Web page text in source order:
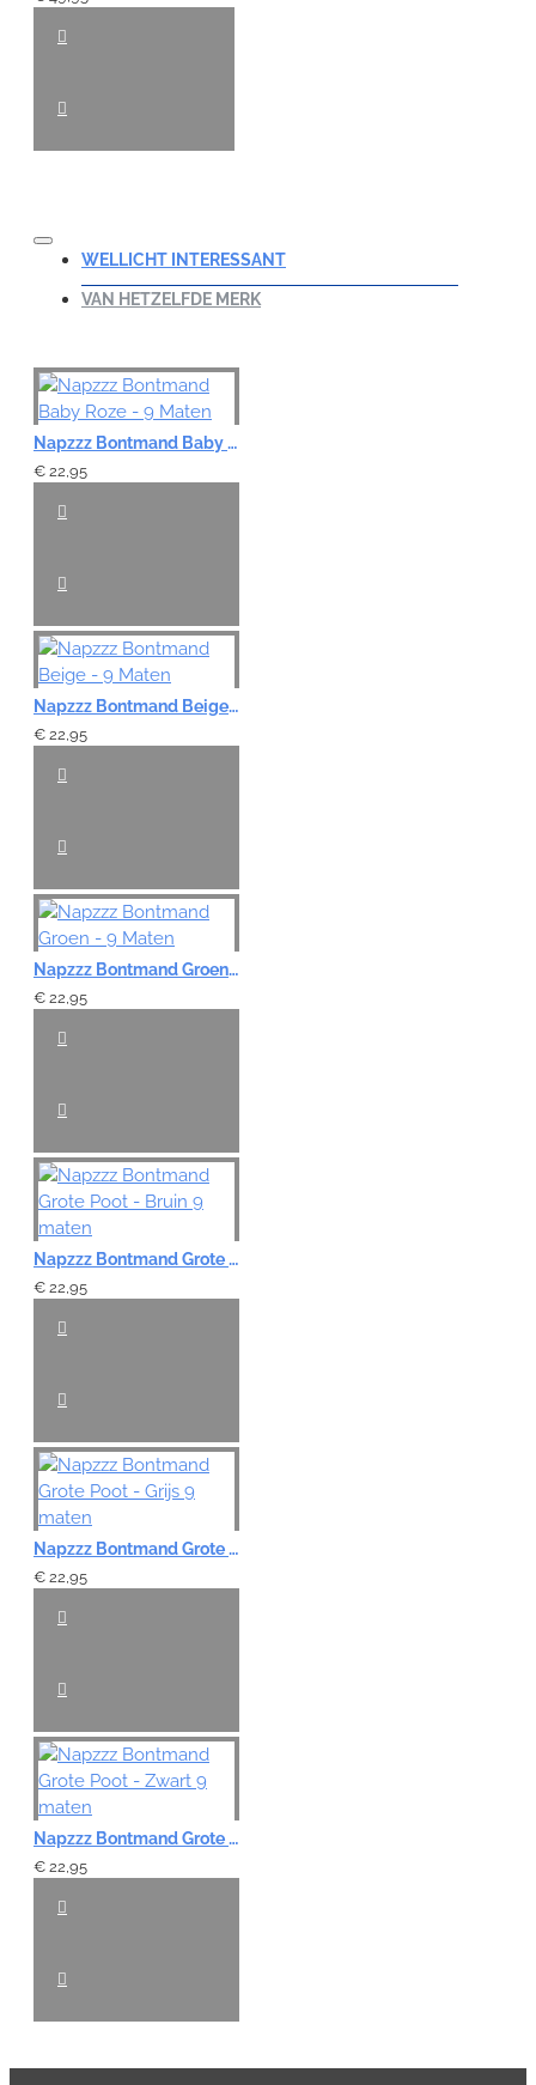
WELLICHT INTERESSANT
VAN HETZELFDE MERK
Napzzz Bontmand Baby Roze - 9 Maten
€ 22,95
Napzzz Bontmand Beige - 9 Maten
€ 22,95
Napzzz Bontmand Groen - 9 Maten
€ 22,95
Napzzz Bontmand Grote Poot - Bruin 9 maten
€ 22,95
Napzzz Bontmand Grote Poot - Grijs 9 maten
€ 22,95
Napzzz Bontmand Grote Poot - Zwart 9 maten
€ 22,95